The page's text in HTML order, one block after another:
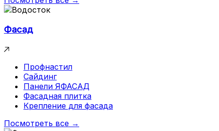
Фасад
Профнастил
Сайдинг
Панели ЯФАСАД
Фасадная плитка
Крепление для фасада
Посмотреть все →